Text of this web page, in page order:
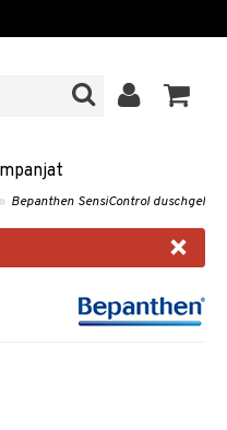
» Bepanthen SensiControl duschgel
×